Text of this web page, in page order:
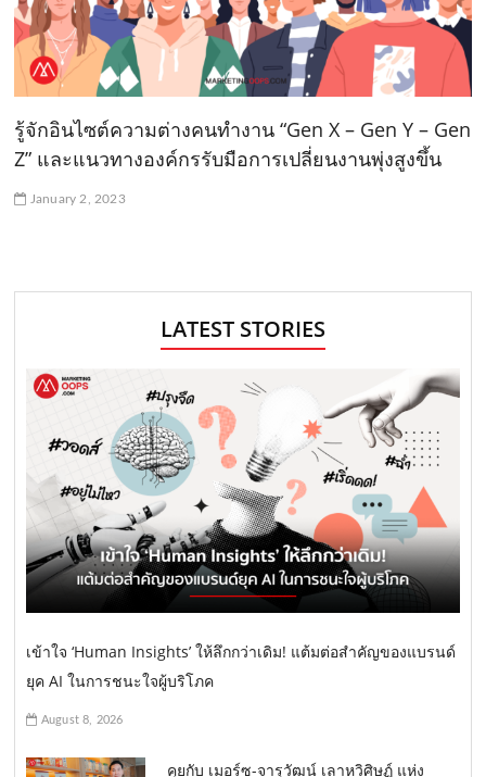
รู้จักอินไซต์ความต่างคนทำงาน “Gen X – Gen Y – Gen
Z” และแนวทางองค์กรรับมือการเปลี่ยนงานพุ่งสูงขึ้น
January 2, 2023
LATEST STORIES
เข้าใจ ‘Human Insights’ ให้ลึกกว่าเดิม! แต้มต่อสำคัญของแบรนด์
ยุค AI ในการชนะใจผู้บริโภค
August 8, 2026
คุยกับ เมอร์ซ-จารุวัฒน์ เลาหวิศิษฏ์ แห่ง